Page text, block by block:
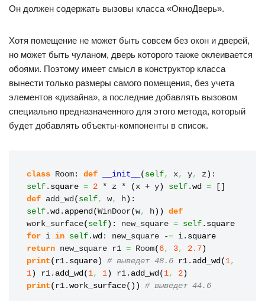
Он должен содержать вызовы класса «ОкноДверь».
Хотя помещение не может быть совсем без окон и дверей,
но может быть чуланом, дверь которого также оклеивается
обоями. Поэтому имеет смысл в конструктор класса
вынести только размеры самого помещения, без учета
элементов «дизайна», а последние добавлять вызовом
специально предназначенного для этого метода, который
будет добавлять объекты-компоненты в список.
class Room: def __init__ ( self, x, y, z )
self . square = 2 * z * ( x + y ) self . wd =
def add_wd( self, w, h )
self . wd . append(WinDoor(w, h ) )
def
work_surface( self ) : new_square = self . square
for i in self . wd : new_square -= i. square
return new_square r1 = Room( 6, 3, 2.7 )
print ( r1. square ) # выведет 48.6 r1. add_wd( 1,
1 ) r1. add_wd( 1, 1 ) r1. add_wd( 1, 2 )
print ( r1. work_surface( ) ) # выведет 44.6